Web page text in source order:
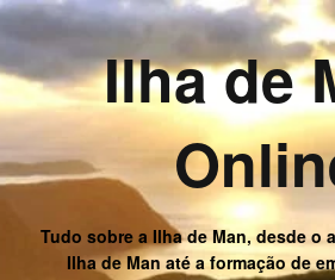
Ilha de
Tudo sobre a Ilha de Man, desde o
Ilha de Man até a formação de